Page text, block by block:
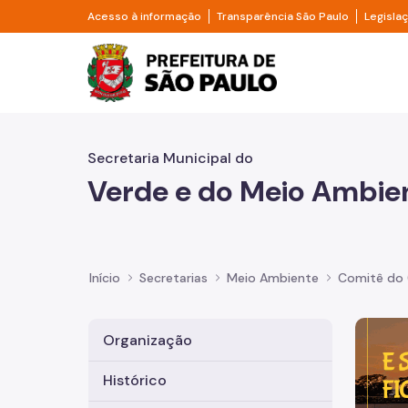
Pular para o Conteúdo principal
Acesso à informação Divisor de acesso à informação
Transparência São Paulo Divisor
Prefeitura de São
Secretaria Municipal do
Verde e do Meio
Início Secretarias Meio Ambiente Comitê do
Organização
Histórico